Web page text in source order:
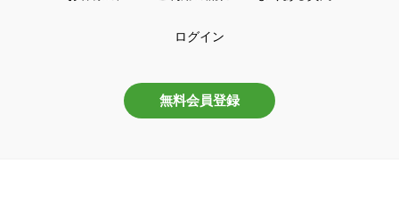
ログイン
無料会員登録